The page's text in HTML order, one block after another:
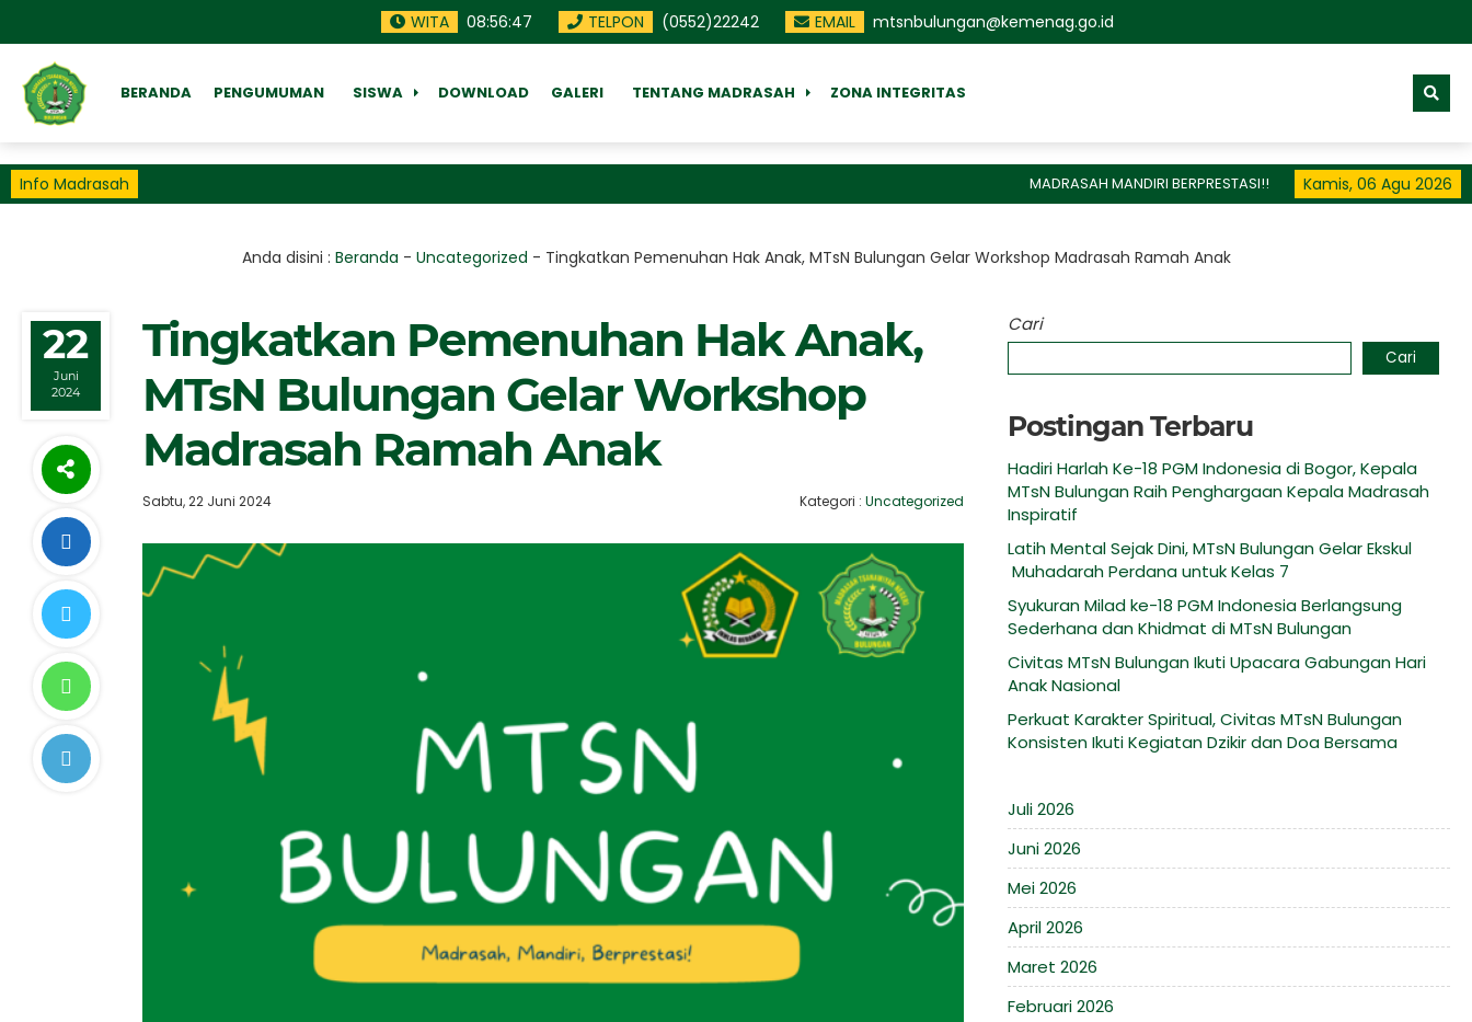
WITA 08:56:48 TELPON (0552)22242 EMAIL mtsnbulungan@kemenag.go.id
BERANDA PENGUMUMAN SISWA DOWNLOAD GALERI TENTANG MADRASAH ZONA INTEGRITAS
Info Madrasah Kamis, 06 Agu 2026
MADRASAH MANDIRI BERPRESTASI!!
Anda disini : Beranda - Uncategorized - Tingkatkan Pemenuhan Hak Anak, MTsN Bulungan Gelar Workshop Madrasah Ramah Anak
22
Juni
2024
Tingkatkan Pemenuhan Hak Anak,
MTsN Bulungan Gelar Workshop
Madrasah Ramah Anak
Sabtu, 22 Juni 2024 Kategori :Uncategorized
Cari
Cari
Postingan Terbaru
Hadiri Harlah Ke-18 PGM Indonesia di Bogor, Kepala
MTsN Bulungan Raih Penghargaan Kepala Madrasah
Inspiratif
Latih Mental Sejak Dini, MTsN Bulungan Gelar Ekskul
Muhadarah Perdana untuk Kelas 7
Syukuran Milad ke-18 PGM Indonesia Berlangsung
Sederhana dan Khidmat di MTsN Bulungan
Civitas MTsN Bulungan Ikuti Upacara Gabungan Hari
Anak Nasional
Perkuat Karakter Spiritual, Civitas MTsN Bulungan
Konsisten Ikuti Kegiatan Dzikir dan Doa Bersama
Juli 2026
Juni 2026
Mei 2026
April 2026
Maret 2026
Februari 2026